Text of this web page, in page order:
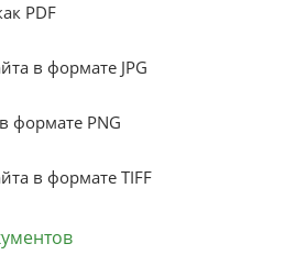
PDF
в формате JPG
формате PNG
в формате TIFF